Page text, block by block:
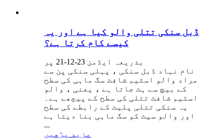
ڈبل سنکی تتلی والو کیا ہے اور یہ
کیسے کام کرتا ہے؟
بذریعہ ایڈمن 23-12-21 پر
نام نہاد ڈبل سنکی ، پہلی سنکی پن سے
مراد والو اسٹیم شافٹ سگ ماہی کی سطح
کے بیچ سے ہٹ جاتا ہے ، یعنی ، والو
اسٹیم شافٹ تتلی کی سطح کے پیچھے ہے۔
یہ سنکی تتلی پلیٹ کے رابطے کی سطح
اور والو سیٹ کو سگ ماہی بنا دیتا ہے
...
مزید پڑھیں